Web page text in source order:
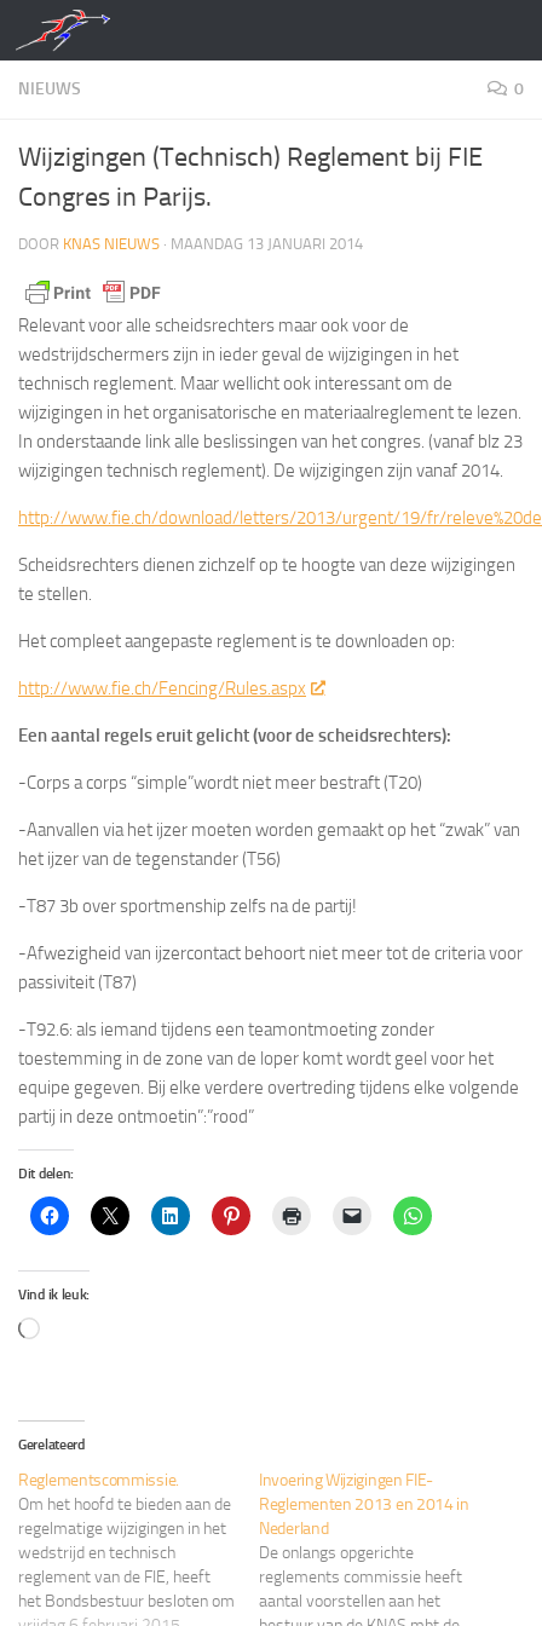
Doorgaan naar inhoud
NIEUWS 0
Wijzigingen (Technisch) Reglement bij FIE
Congres in Parijs.
DOOR KNAS NIEUWS · MAANDAG 13 JANUARI 2014
Relevant voor alle scheidsrechters maar ook voor de
wedstrijdschermers zijn in ieder geval de wijzigingen in het
technisch reglement. Maar wellicht ook interessant om de
wijzigingen in het organisatorische en materiaalreglement te lezen.
In onderstaande link alle beslissingen van het congres. (vanaf blz 23
wijzigingen technisch reglement). De wijzigingen zijn vanaf 2014.
http://www.fie.ch/download/letters/2013/urgent/19/fr/
Scheidsrechters dienen zichzelf op te hoogte van deze wijzigingen
te stellen.
Het compleet aangepaste reglement is te downloaden op:
http://www.fie.ch/Fencing/Rules.aspx
Een aantal regels eruit gelicht (voor de scheidsrechters):
-Corps a corps “simple”wordt niet meer bestraft (T20)
-Aanvallen via het ijzer moeten worden gemaakt op het “zwak” van
het ijzer van de tegenstander (T56)
-T87 3b over sportmenship zelfs na de partij!
-Afwezigheid van ijzercontact behoort niet meer tot de criteria voor
passiviteit (T87)
-T92.6: als iemand tijdens een teamontmoeting zonder
toestemming in de zone van de loper komt wordt geel voor het
equipe gegeven. Bij elke verdere overtreding tijdens elke volgende
partij in deze ontmoetin”:”rood”
Dit delen:
Vind ik leuk:
Aan
Gerelateerd
Reglementscommissie.
Om het hoofd te bieden aan de
regelmatige wijzigingen in het
wedstrijd en technisch
reglement van de FIE, heeft
het Bondsbestuur besloten om
Invoering Wijzigingen FIE-
Reglementen 2013 en 2014 in
Nederland
De onlangs opgerichte
reglements commissie heeft
aantal voorstellen aan het